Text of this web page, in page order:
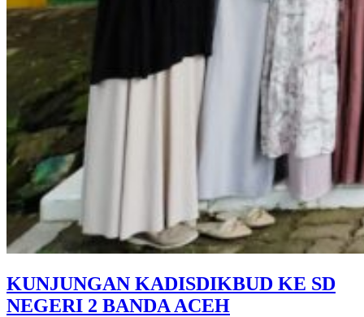
KUNJUNGAN KADISDIKBUD KE SD
NEGERI 2 BANDA ACEHKUNJUNGAN